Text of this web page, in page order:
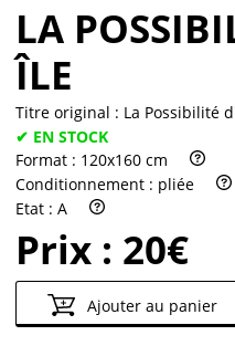
LA
ÎLE
Titre original : La Possibilité
✔ EN STOCK
Format : 120x160 cm
Conditionnement : pliée
Etat : A
Prix : 20€
Ajouter au panier